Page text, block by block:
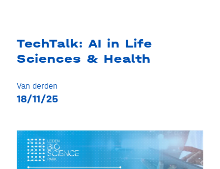
TechTalk: AI in Life
Sciences & Health
Van derden
18/11/25